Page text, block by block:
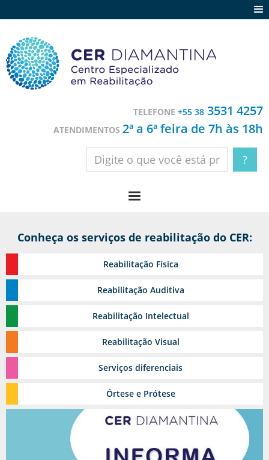
Contato
TELEFONE +55 38 3531 4257
ATENDIMENTOS 2ª a 6ª feira de 7h às 18h
Conheça os serviços de reabilitação do CER:
Reabilitação Física
Estomia
Reabilitação Auditiva
Reabilitação Intelectual
Reabilitação Visual
Serviços diferenciais
Reabilitação Urológica
Ambulatório de feridas
Pediasuit
Órtese e Prótese